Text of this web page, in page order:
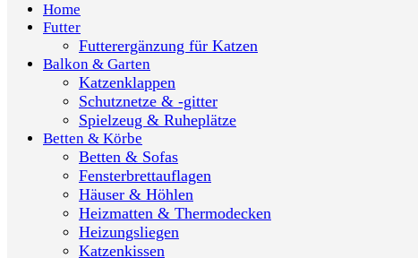
Home
Futter
Futterergänzung für Katzen
Balkon & Garten
Katzenklappen
Schutznetze & -gitter
Spielzeug & Ruheplätze
Betten & Körbe
Betten & Sofas
Fensterbrettauflagen
Häuser & Höhlen
Heizmatten & Thermodecken
Heizungsliegen
Katzenkissen